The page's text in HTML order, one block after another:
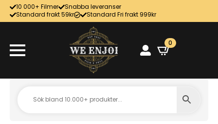
10 000+ Filmer
Snabba leveranser
Standard frakt 59kr
Standard Fri frakt 999kr
0